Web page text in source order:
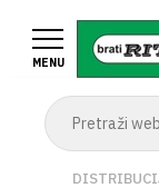
glavniMENU